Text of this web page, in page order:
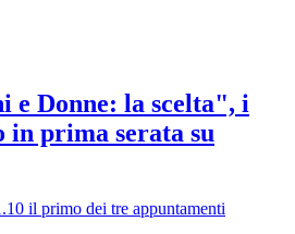
e Donne: la scelta", i
in prima serata su
il primo dei tre appuntamenti